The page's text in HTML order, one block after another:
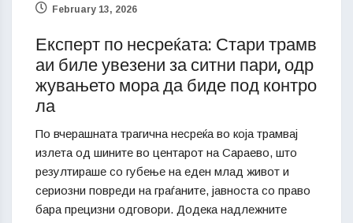
February 13, 2026
Експерт по несреќата: Стари трамв
аи биле увезени за ситни пари, одр
жувањето мора да биде под контро
ла
По вчерашната трагична несреќа во која трамвај
излета од шините во центарот на Сараево, што
резултираше со губење на еден млад живот и
сериозни повреди на граѓаните, јавноста со право
бара прецизни одговори. Додека надлежните